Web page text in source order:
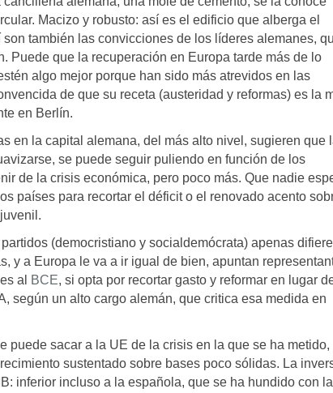
Macizo y robusto: así es el edificio que alberga el
también las convicciones de los líderes alemanes,
Puede que la recuperación en Europa tarde más de lo
algo mejor porque han sido más atrevidos en las
de que su receta (austeridad y reformas) es la
en Berlín.
en la capital alemana, del más alto nivel, sugieren que
se puede seguir puliendo en función de los
de la crisis económica, pero poco más. Que nadie
países para recortar el déficit o el renovado acento
(democristiano y socialdemócrata) apenas
y a Europa le va a ir igual de bien, apuntan
al
BCE, si opta por recortar gasto y reformar en lugar
según un alto cargo alemán, que critica esa medida en
puede sacar a la UE de la crisis en la que se ha metido,
sustentado sobre bases poco sólidas. La
inferior incluso a la española, que se ha hundido con la